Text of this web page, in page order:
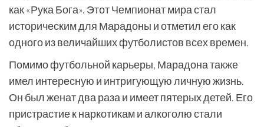
как «Рука Бога». Этот Чемпионат мира стал
историческим для Марадоны и отметил его как
одного из величайших футболистов всех времен.
Помимо футбольной карьеры, Марадона также
имел интересную и интригующую личную жизнь.
Он был женат два раза и имеет пятерых детей. Его
пристрастие к наркотикам и алкоголю стали